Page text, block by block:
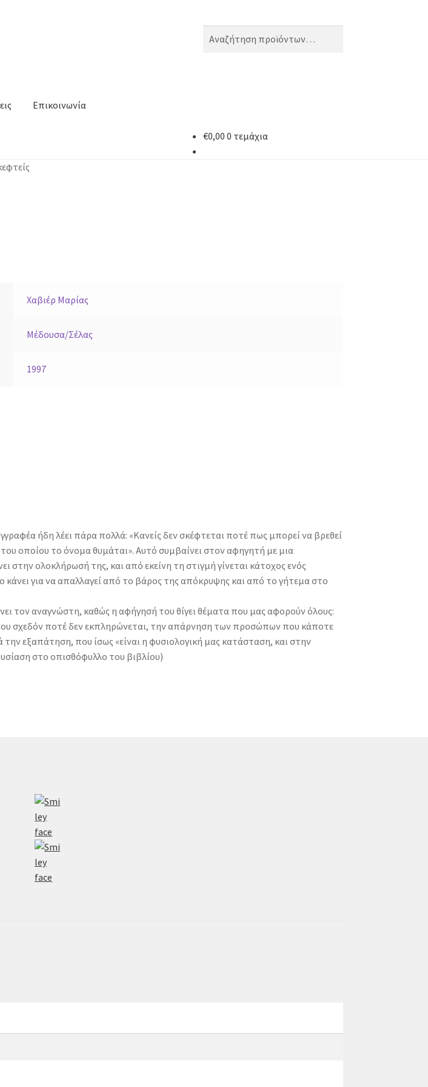
Αναζήτηση
Αναζήτηση
Επικοινωνία
€0,00 0 τεμάχια
Χαβιέρ Μαρίας
Μέδουσα/Σέλας
1997
ήδη λέει πάρα πολλά: «Κανείς δεν σκέφτεται ποτέ πως μπορεί να βρεθεί
οποίου το όνομα θυμάται». Αυτό συμβαίνει στον αφηγητή με μια
στην ολοκλήρωσή της, και από εκείνη τη στιγμή γίνεται κάτοχος ενός
κάνει για να απαλλαγεί από το βάρος της απόκρυψης και από το γήτεμα στο
τον αναγνώστη, καθώς η αφήγησή του θίγει θέματα που μας αφορούν όλους:
σχεδόν ποτέ δεν εκπληρώνεται, την απάρνηση των προσώπων που κάποτε
εξαπάτηση, που ίσως «είναι η φυσιολογική μας κατάσταση, και στην
στο οπισθόφυλλο του βιβλίου)